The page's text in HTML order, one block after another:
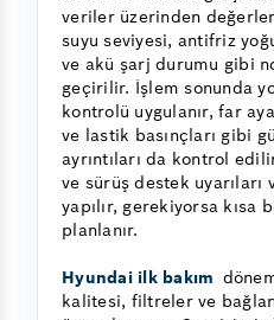
veriler üzerinden
suyu seviyesi, antifriz
ve akü şarj durumu gibi
geçirilir. İşlem sonunda
kontrolü uygulanır, far
ve lastik basınçları gibi
ayrıntıları da kontrol
ve sürüş destek
yapılır, gerekiyorsa kısa
planlanır.
Hyundai ilk bakım
kalitesi, filtreler ve